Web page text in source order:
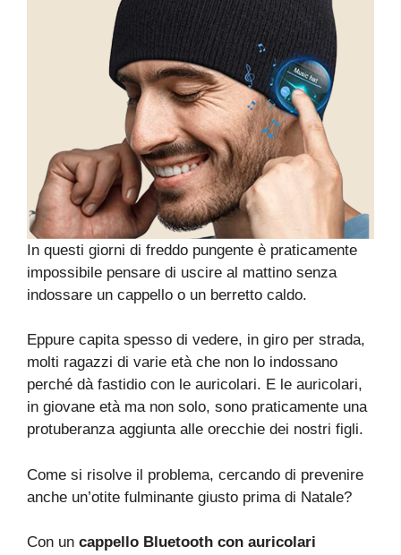
In questi giorni di freddo pungente è praticamente
impossibile pensare di uscire al mattino senza
indossare un cappello o un berretto caldo.
Eppure capita spesso di vedere, in giro per strada,
molti ragazzi di varie età che non lo indossano
perché dà fastidio con le auricolari. E le auricolari,
in giovane età ma non solo, sono praticamente una
protuberanza aggiunta alle orecchie dei nostri figli.
Come si risolve il problema, cercando di prevenire
anche un’otite fulminante giusto prima di Natale?
Con un cappello Bluetooth con auricolari